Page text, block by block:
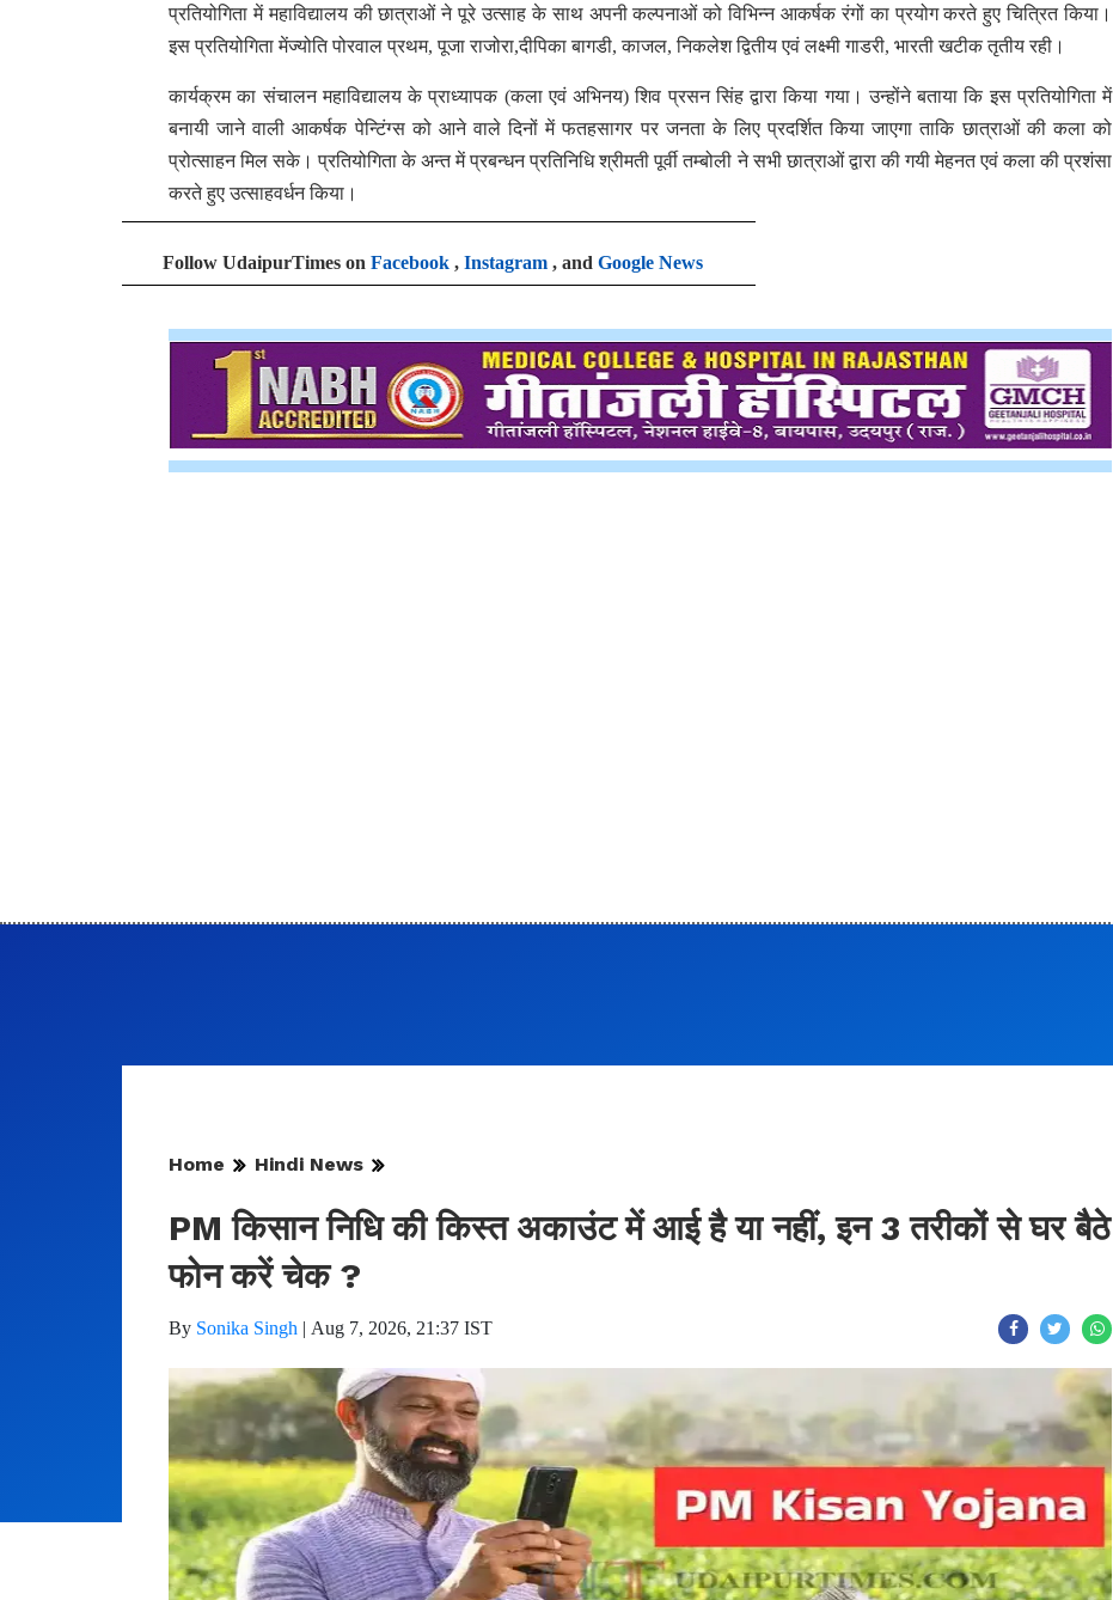
प्रतियोगिता में महाविद्यालय की छात्राओं ने पूरे उत्साह के साथ अपनी कल्पनाओं को विभिन्न आकर्षक रंगों का प्रयोग करते हुए चित्रित किया।
इस प्रतियोगिता मेंज्योति पोरवाल प्रथम, पूजा राजोरा,दीपिका बागडी, काजल, निकलेश द्वितीय एवं लक्ष्मी गाडरी, भारती खटीक तृतीय रही।
कार्यक्रम का संचालन महाविद्यालय के प्राध्यापक (कला एवं अभिनय) शिव प्रसन सिंह द्वारा किया गया। उन्होंने बताया कि इस प्रतियोगिता में
बनायी जाने वाली आकर्षक पेन्टिंग्स को आने वाले दिनों में फतहसागर पर जनता के लिए प्रदर्शित किया जाएगा ताकि छात्राओं की कला को
प्रोत्साहन मिल सके। प्रतियोगिता के अन्त में प्रबन्धन प्रतिनिधि श्रीमती पूर्वी तम्बोली ने सभी छात्राओं द्वारा की गयी मेहनत एवं कला की प्रशंसा
करते हुए उत्साहवर्धन किया।
Follow UdaipurTimes on Facebook , Instagram , and Google News
Home Hindi News
PM किसान निधि की किस्त अकाउंट में आई है या नहीं, इन 3 तरीकों से घर बैठे
फोन करें चेक ?
By Sonika Singh | Aug 7, 2026, 21:37 IST